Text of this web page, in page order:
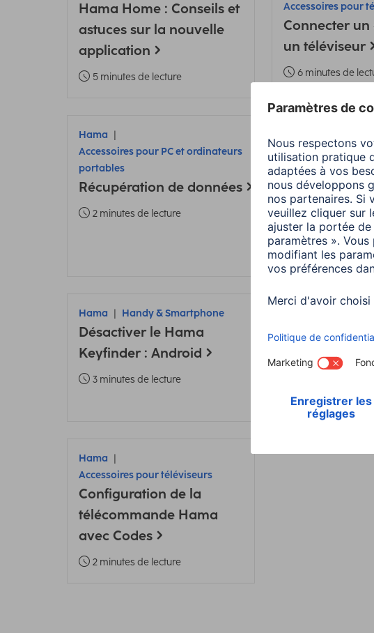
Hama Home : Conseils et
astuces sur la nouvelle
application
5 minutes de lecture
Accessoires pour
Connecter un
un téléviseur
6 minutes de
Hama
Accessoires pour PC et ordinateurs
portables
Récupération de données
2 minutes de lecture
Accessoires pour
portables
Service
alimentations
portables
1 minutes de
Hama Handy & Smartphone
Désactiver le Hama
Keyfinder : Android
3 minutes de lecture
Configurer
intelligent :
Hama
Accessoires pour téléviseurs
Configuration de la
télécommande Hama
avec Codes
2 minutes de lecture